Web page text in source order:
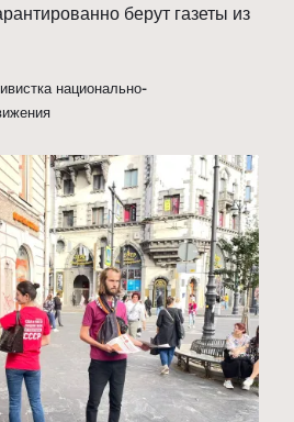
берут газеты из
национально-